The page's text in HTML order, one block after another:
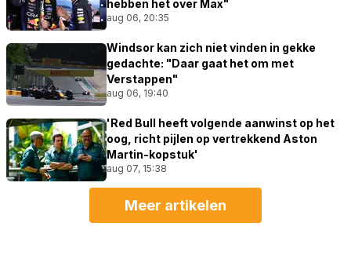
hebben het over Max"
aug 06, 20:35
Windsor kan zich niet vinden in gekke
gedachte: "Daar gaat het om met
Verstappen"
aug 06, 19:40
'Red Bull heeft volgende aanwinst op het
oog, richt pijlen op vertrekkend Aston
Martin-kopstuk'
aug 07, 15:38
Meer artikelen